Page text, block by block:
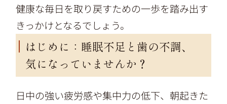
健康な毎日を取り戻すための一歩を踏み出す
きっかけとなるでしょう。
はじめに：睡眠不足と歯の不調、
気になっていませんか？
日中の強い疲労感や集中力の低下、朝起きた